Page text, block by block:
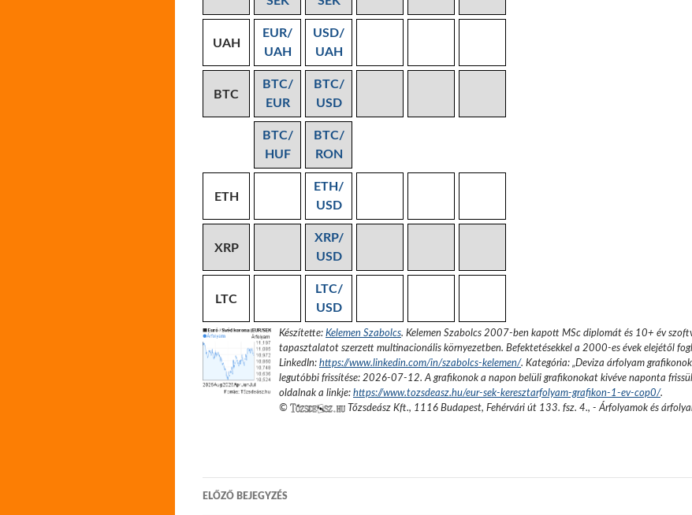
UAH
EUR/
UAH
USD/
UAH
BTC
BTC/
EUR
BTC/
USD
BTC/
HUF
BTC/
RON
ETH
ETH/
USD
XRP
XRP/
USD
LTC
LTC/
USD
Készítette: Kelemen Szabolcs. Kelemen Szabolcs 2007-ben kapott MSc diplomát és 10+ év
tapasztalatot szerzett multinacionális környezetben. Befektetésekkel a 2000-es évek elejétől
LinkedIn: https://www.linkedin.com/in/szabolcs-kelemen/. Kategória: „Deviza árfolyam grafikonok
legutóbbi frissítése: 2026-07-12. A grafikonok a napon belüli grafikonokat kivéve naponta
oldalnak a linkje: https://www.tozsdeasz.hu/eur-sek-keresztarfolyam-grafikon-1-ev-cop0/.
©
Tőzsdeász Kft., 1116 Budapest, Fehérvári út 133. fsz. 4., - Árfolyamok és
Bejegyzés
navigáció
ELŐZŐ BEJEGYZÉS